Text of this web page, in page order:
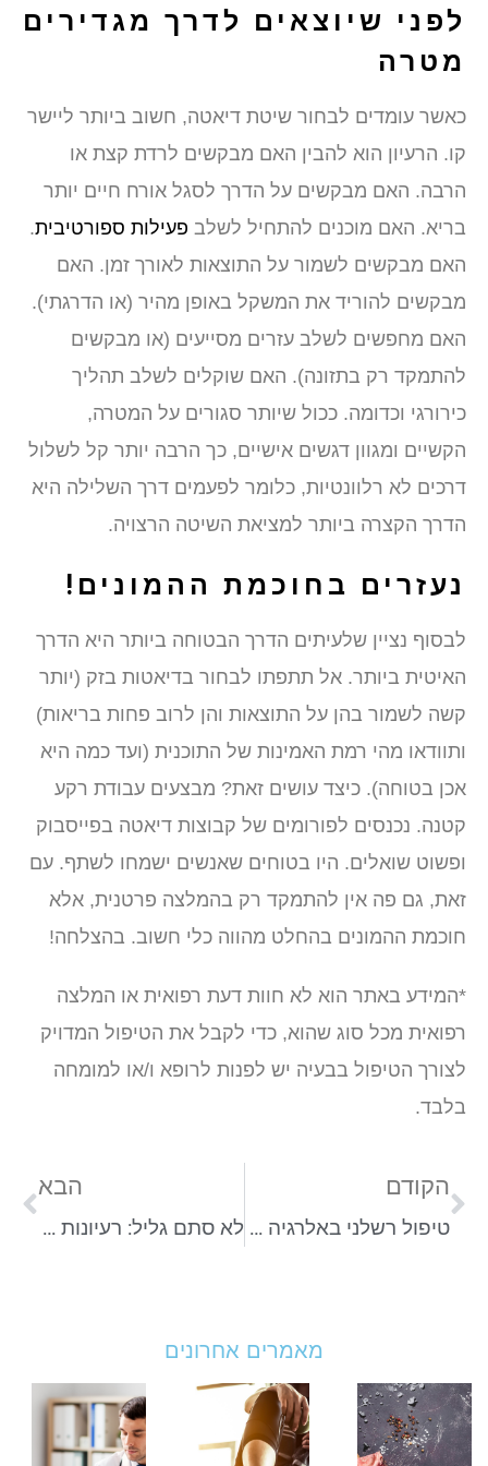
לפני שיוצאים לדרך מגדירים
מטרה
כאשר עומדים לבחור שיטת דיאטה, חשוב ביותר ליישר
קו. הרעיון הוא להבין האם מבקשים לרדת קצת או
הרבה. האם מבקשים על הדרך לסגל אורח חיים יותר
בריא. האם מוכנים להתחיל לשלב פעילות ספורטיבית.
האם מבקשים לשמור על התוצאות לאורך זמן. האם
מבקשים להוריד את המשקל באופן מהיר (או הדרגתי).
האם מחפשים לשלב עזרים מסייעים (או מבקשים
להתמקד רק בתזונה). האם שוקלים לשלב תהליך
כירורגי וכדומה. ככול שיותר סגורים על המטרה,
הקשיים ומגוון דגשים אישיים, כך הרבה יותר קל לשלול
דרכים לא רלוונטיות, כלומר לפעמים דרך השלילה היא
הדרך הקצרה ביותר למציאת השיטה הרצויה.
נעזרים בחוכמת ההמונים!
לבסוף נציין שלעיתים הדרך הבטוחה ביותר היא הדרך
האיטית ביותר. אל תתפתו לבחור בדיאטות בזק (יותר
קשה לשמור בהן על התוצאות והן לרוב פחות בריאות)
ותוודאו מהי רמת האמינות של התוכנית (ועד כמה היא
אכן בטוחה). כיצד עושים זאת? מבצעים עבודת רקע
קטנה. נכנסים לפורומים של קבוצות דיאטה בפייסבוק
ופשוט שואלים. היו בטוחים שאנשים ישמחו לשתף. עם
זאת, גם פה אין להתמקד רק בהמלצה פרטנית, אלא
חוכמת ההמונים בהחלט מהווה כלי חשוב. בהצלחה!
*המידע באתר הוא לא חוות דעת רפואית או המלצה
רפואית מכל סוג שהוא, כדי לקבל את הטיפול המדויק
לצורך הטיפול בבעיה יש לפנות לרופא ו/או למומחה
בלבד.
הקודם
טיפול רשלני באלרגיה למזון: מה אפשר לעשות?
הבא
לא סתם גליל: רעיונות למנות קלילות ומהירות עם סלמי
מאמרים אחרונים
בשר
משויש:
מהו
חלבון
אחרי
אימון: